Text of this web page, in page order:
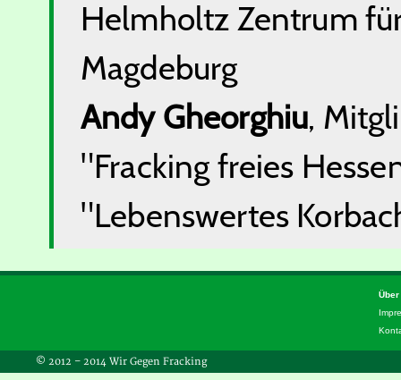
Helmholtz Zentrum
Magdeburg
Andy Gheorghiu,
"Fracking freies
"Lebenswertes
Über
© 2012 – 2014 Wir Gegen Fracking